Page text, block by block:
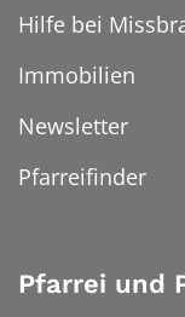
Hilfe bei
Immobilien
Newsletter
Pfarreifinder
Pfarrei und